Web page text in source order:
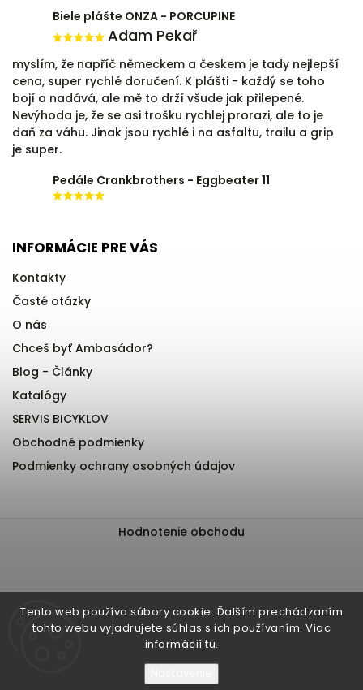
Tento web používa súbory cookie. Ďalším prechádzaním
tohto webu vyjadrujete súhlas s ich používaním. Viac
informácií tu.
Biele plášte ONZA - PORCUPINE
Adam Pekař
myslím, že napříč německem a českem je tady nejlepší
cena, super rychlé doručení. K plášti - každý se toho
bojí a nadává, ale mě to drží všude jak přilepené.
Nevýhoda je, že se asi trošku rychlej prorazi, ale to je
daň za váhu. Jinak jsou rychlé i na asfaltu, trailu a grip
je super.
Pedále Crankbrothers - Eggbeater 11
INFORMÁCIE PRE VÁS
Kontakty
Časté otázky
O nás
Chceš byť Ambasádor?
Blog - Články
Katalógy
SERVIS BICYKLOV
Obchodné podmienky
Podmienky ochrany osobných údajov
Hodnotenie obchodu